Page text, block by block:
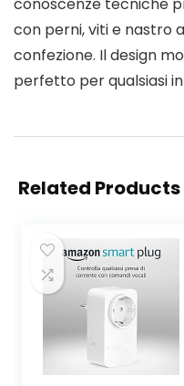
conoscenze tecniche
con perni, viti e nastro
confezione. Il design
perfetto per qualsiasi
Related Products